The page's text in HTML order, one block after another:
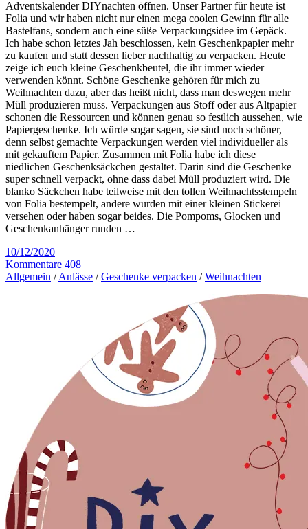
Adventskalender DIYnachten öffnen. Unser Partner für heute ist
Folia und wir haben nicht nur einen mega coolen Gewinn für alle
Bastelfans, sondern auch eine süße Verpackungsidee im Gepäck.
Ich habe schon letztes Jah beschlossen, kein Geschenkpapier mehr
zu kaufen und statt dessen lieber nachhaltig zu verpacken. Heute
zeige ich euch kleine Geschenkbeutel, die ihr immer wieder
verwenden könnt. Schöne Geschenke gehören für mich zu
Weihnachten dazu, aber das heißt nicht, dass man deswegen mehr
Müll produzieren muss. Verpackungen aus Stoff oder aus Altpapier
schonen die Ressourcen und können genau so festlich aussehen, wie
Papiergeschenke. Ich würde sogar sagen, sie sind noch schöner,
denn selbst gemachte Verpackungen werden viel individueller als
mit gekauftem Papier. Zusammen mit Folia habe ich diese
niedlichen Geschenksäckchen gestaltet. Darin sind die Geschenke
super schnell verpackt, ohne dass dabei Müll produziert wird. Die
blanko Säckchen habe teilweise mit den tollen Weihnachtsstempeln
von Folia bestempelt, andere wurden mit einer kleinen Stickerei
versehen oder haben sogar beides. Die Pompoms, Glocken und
Geschenkanhänger runden …
10/12/2020
Kommentare 408
Allgemein /Anlässe /Geschenke verpacken /Weihnachten